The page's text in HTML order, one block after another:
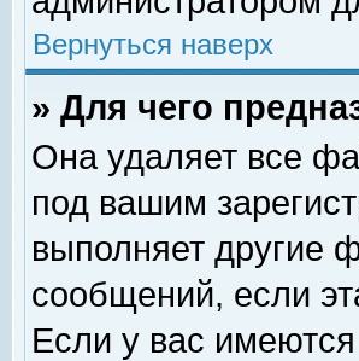
Вернуться наверх
» Для чего
Она удаляет все
под вашим
выполняет другие
сообщений, если
Если у вас